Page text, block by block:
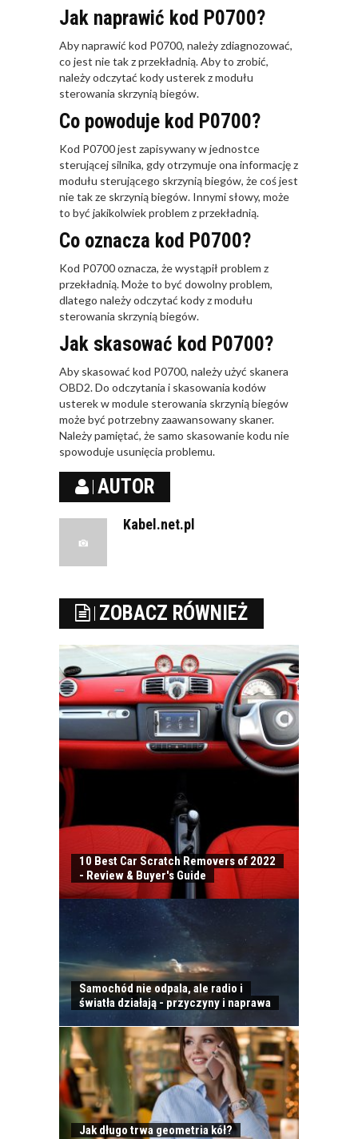
Jak naprawić kod P0700?
Aby naprawić kod P0700, należy zdiagnozować,
co jest nie tak z przekładnią. Aby to zrobić,
należy odczytać kody usterek z modułu
sterowania skrzynią biegów.
Co powoduje kod P0700?
Kod P0700 jest zapisywany w jednostce
sterującej silnika, gdy otrzymuje ona informację z
modułu sterującego skrzynią biegów, że coś jest
nie tak ze skrzynią biegów. Innymi słowy, może
to być jakikolwiek problem z przekładnią.
Co oznacza kod P0700?
Kod P0700 oznacza, że wystąpił problem z
przekładnią. Może to być dowolny problem,
dlatego należy odczytać kody z modułu
sterowania skrzynią biegów.
Jak skasować kod P0700?
Aby skasować kod P0700, należy użyć skanera
OBD2. Do odczytania i skasowania kodów
usterek w module sterowania skrzynią biegów
może być potrzebny zaawansowany skaner.
Należy pamiętać, że samo skasowanie kodu nie
spowoduje usunięcia problemu.
AUTOR
Kabel.net.pl
ZOBACZ RÓWNIEŻ
10 Best Car Scratch Removers of 2022
- Review & Buyer's Guide
Samochód nie odpala, ale radio i
światła działają - przyczyny i naprawa
Jak długo trwa geometria kół?
ODWIEŻACZ DO
SAMOCHODU JAK
PERFUMY
CALIFORNIA SCENTS